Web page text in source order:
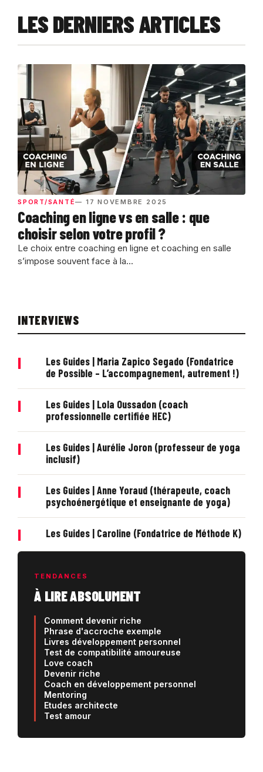
LES DERNIERS ARTICLES
SPORT/SANTÉ— 17 NOVEMBRE 2025
Coaching en ligne vs en salle : que
choisir selon votre profil ?
Le choix entre coaching en ligne et coaching en salle
s’impose souvent face à la...
INTERVIEWS
|
Les Guides | Maria Zapico Segado (Fondatrice
de Possible – L’accompagnement, autrement !)
|
Les Guides | Lola Oussadon (coach
professionnelle certifiée HEC)
|
Les Guides | Aurélie Joron (professeur de yoga
inclusif)
|
Les Guides | Anne Yoraud (thérapeute, coach
psychoénergétique et enseignante de yoga)
| Les Guides | Caroline (Fondatrice de Méthode K)
TENDANCES
À LIRE ABSOLUMENT
Comment devenir riche
Phrase d'accroche exemple
Livres développement personnel
Test de compatibilité amoureuse
Love coach
Devenir riche
Coach en développement personnel
Mentoring
Etudes architecte
Test amour